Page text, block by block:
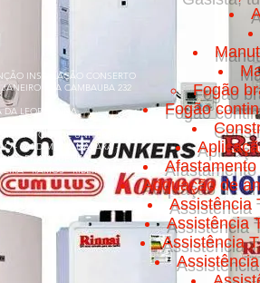
INSTALAÇÃO CONSERTO
RUA CAMBAUBA 232
DA LEOPOLDINA
- CICADE UNIVERSITÁRIA
- JARDIM GUANABARA -
- PITANGUEIRAS -
- RAMOS - RIBEIRA - TÁUA
Fogão
Fogão
Adquação de
Assistência
Assistência
Assistência